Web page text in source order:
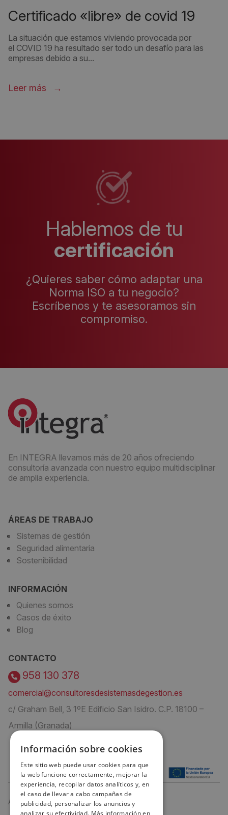
certificado «libre» de covid 19
La situación que estamos viviendo provocada por
el COVID 19 ha resultado ser todo un desafío para las
empresas debido a su...
Leer más
Hablemos de tu
certificación
¿Quieres saber cómo adaptar una
Norma ISO a tu negocio?
Escríbenos y te asesoramos sin
compromiso.
En INTEGRA llevamos más de 20 años ofreciendo
consultoría avanzada con nuestro equipo multidisciplinar
de amplia experiencia.
ÁREAS DE TRABAJO
Sistemas de gestión
Seguridad alimentaria
Sostenibilidad
INFORMACIÓN
Quienes somos
Casos de éxito
Blog
CONTACTO
958 130 378
comercial@consultoresdesistemasdegestion.es
c/ Graham Bell, 3 1ºE Edificio San Isidro. C.P. 18100 –
Armilla (Granada)
Aviso Legal
Información sobre cookies
Este sitio web puede usar cookies para que
la web funcione correctamente, mejorar la
experiencia, recopilar datos analíticos y, en
el caso de llevar a cabo campañas de
publicidad, personalizar los anuncios y
analizar su efectividad. Más información en